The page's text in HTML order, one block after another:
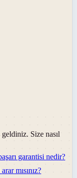
Size nasıl
garantisi nedir?
mısınız?